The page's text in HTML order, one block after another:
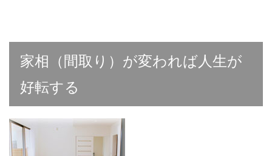
家相（間取り）が変われば人生が
好転する